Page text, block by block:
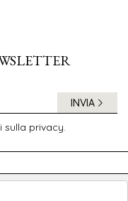
privacy.
INVIA